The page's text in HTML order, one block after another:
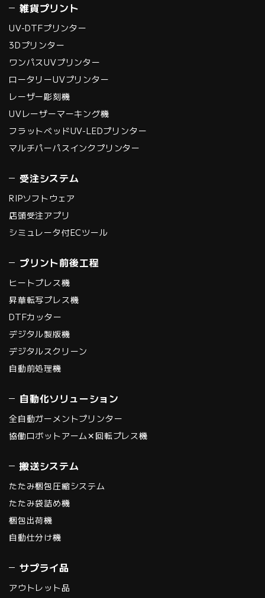
雑貨プリント
UV-DTFプリンター
3Dプリンター
ワンパスUVプリンター
ロータリーUVプリンター
レーザー彫刻機
UVレーザーマーキング機
フラットベッドUV-LEDプリンター
マルチパーパスインクプリンター
受注システム
RIPソフトウェア
店頭受注アプリ
シミュレータ付ECツール
プリント前後工程
ヒートプレス機
昇華転写プレス機
DTFカッター
デジタル製版機
デジタルスクリーン
自動前処理機
自動化ソリューション
全自動ガーメントプリンター
協働ロボットアーム✕回転プレス機
搬送システム
たたみ梱包圧縮システム
たたみ袋詰め機
梱包出荷機
自動仕分け機
サプライ品
アウトレット品